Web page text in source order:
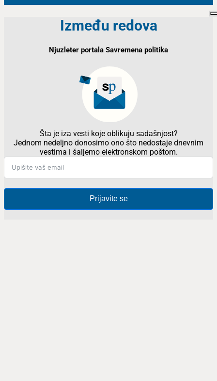
Između redova
Njuzleter portala Savremena politika
Šta je iza vesti koje oblikuju sadašnjost?
Jednom nedeljno donosimo ono što nedostaje dnevnim
vestima i šaljemo elektronskom poštom.
Prijavite se